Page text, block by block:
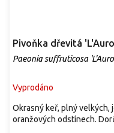
Pivoňka dřevitá
Paeonia suffruticosa
Vyprodáno
Okrasný keř, plný velkých,
oranžových odstínech.